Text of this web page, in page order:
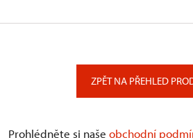
ZPĚT NA PŘEHLED
Prohlédněte si naše obchodní